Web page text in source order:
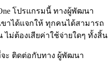
โปรแกรมนี้ ทางผู้พัฒนา
เขาได้แจกให้ ทุกคนได้สามารถ
ม่ต้องเสียค่าใช้จ่ายใดๆ ทั้งสิ้น
ะ ติดต่อกับทาง ผู้พัฒนา